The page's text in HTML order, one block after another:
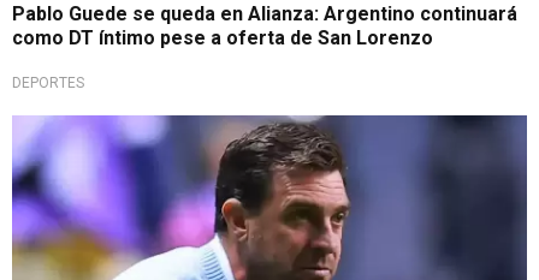
Pablo Guede se queda en Alianza: Argentino continuará
como DT íntimo pese a oferta de San Lorenzo
DEPORTES
Es casi un hecho